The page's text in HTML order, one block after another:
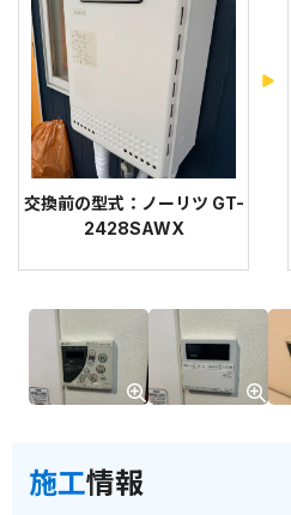
交換前の型式：ノーリツ GT-
2428SAWX
施工情報